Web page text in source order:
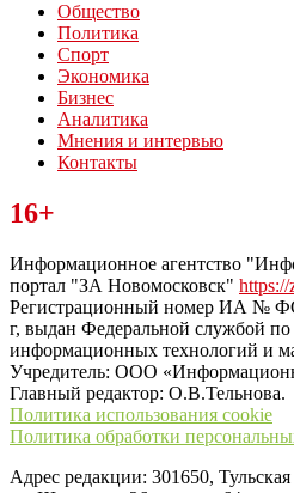
Общество
Политика
Спорт
Экономика
Бизнес
Аналитика
Мнения и интервью
Контакты
Читайте последние новости дня в
“ЗаНовомосковск”
16+
Информационное агентство
портал "ЗА Новомосковск" https://
Регистрационный номер ИА №
г, выдан Федеральной службой по
информационных технологий и
Учредитель: ООО
Главный редактор: О.В.Тельнова.
Политика использования cookie
Политика обработки
Адрес редакции: 301650,